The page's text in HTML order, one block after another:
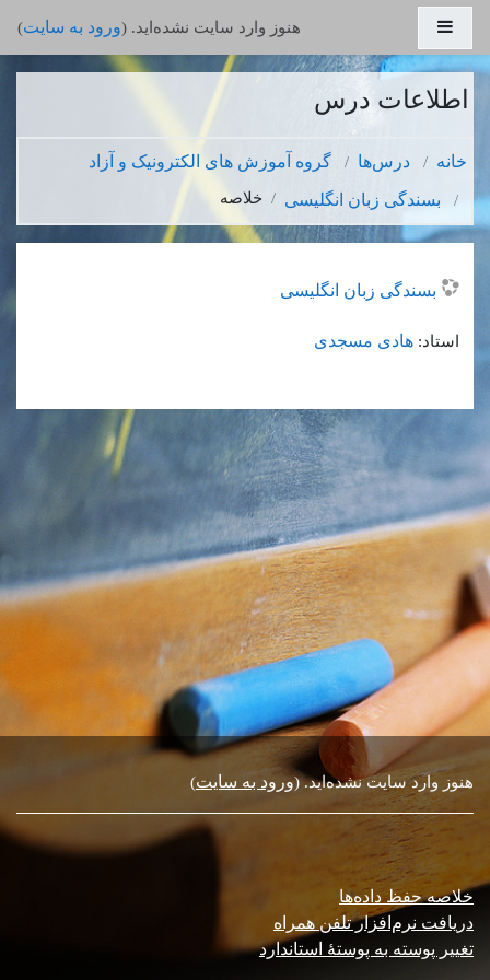
پرش به محتوای اصلی
هنوز وارد سایت نشده‌اید. (ورود به سایت)
اطلاعات درس
خانه درس‌ها گروه آموزش های الکترونیک و آزاد
بسندگی زبان انگلیسی خلاصه
بسندگی زبان انگلیسی
استاد: هادی مسجدی
هنوز وارد سایت نشده‌اید. (ورود به سایت)
خلاصه حفظ داده‌ها
دریافت نرم‌افزار تلفن همراه
تغییر پوسته به پوستهٔ استاندارد